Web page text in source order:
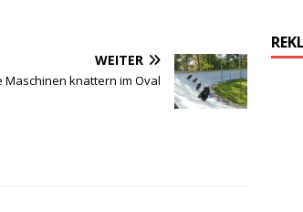
WEITER
Maschinen knattern im Oval